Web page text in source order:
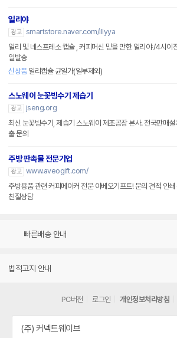
일리야
광고 smartstore.naver.com/illyya
일리 및 네스프레소 캡슐 , 커피머신 믿을 만한 일리야 /4시이전 국내 당
일발송
신상품일리캡슐 균일가(일부제외)
스노웨이 눈꽃빙수기 제습기
광고
jseng.org
최신 눈꽃빙수기, 제습기 스노웨이 제조공장 본사. 전국판매설
출 문의
주방 판촉물 전문기업
광고 www.aveogift.com/
주방용품 관련 커피메이커 전문 아베오기프트! 문의 견적 인쇄
친절상담
빠른배송 안내
법적고지 안내
PC버전 로그인 개인정보처리방침
(주) 커넥트웨이브